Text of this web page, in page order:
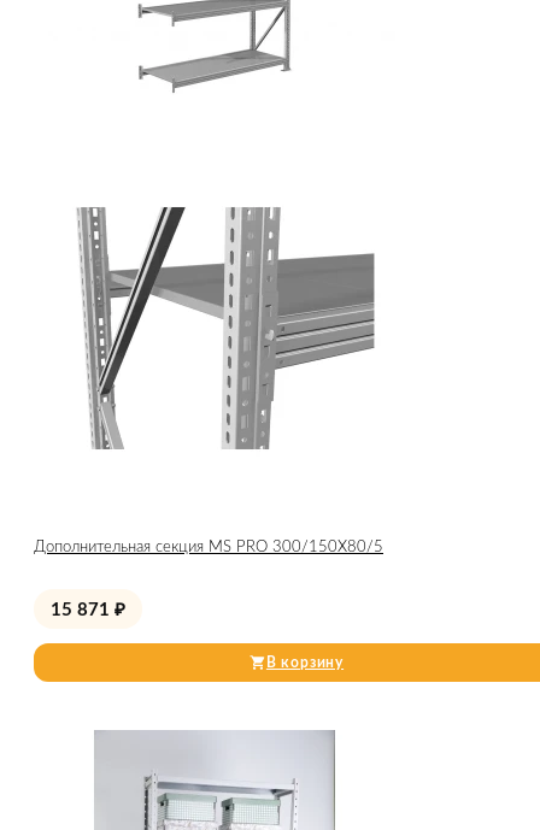
Дополнительная секция MS PRO 300/150X80/5
15 871 ₽
В корзину